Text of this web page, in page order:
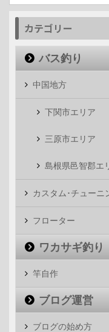
カテゴリー
バス釣り
中国地方
下関市エリア
三原市エリア
島根県邑智郡エ
カスタム･チューニ
フローター
ワカサギ釣り
竿自作
ブログ運営
ブログの始め方